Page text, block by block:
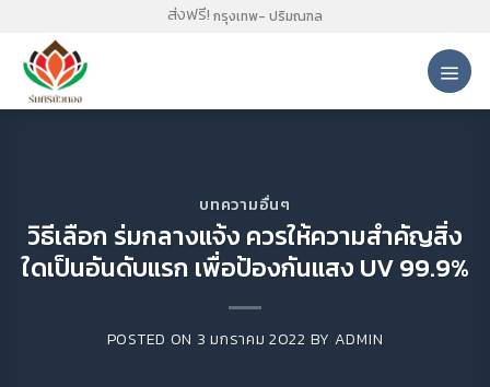
content
ส่งฟรี! กรุงเทพ- ปริมณฑล
บทความอื่นๆ
วิธีเลือก ร่มกลางแจ้ง ควรให้ความสำคัญสิ่ง
ใดเป็นอันดับแรก เพื่อป้องกันแสง UV 99.9%
POSTED ON 3 มกราคม 2022 BY ADMIN